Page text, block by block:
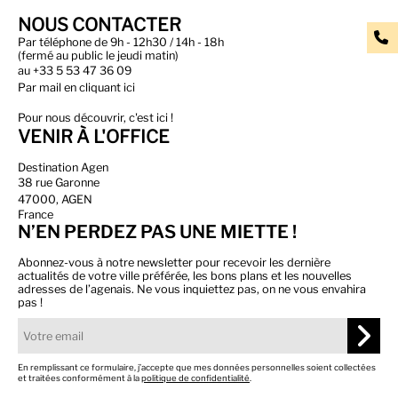
NOUS CONTACTER
Par téléphone de 9h - 12h30 / 14h - 18h
(fermé au public le jeudi matin)
au +33 5 53 47 36 09
Par mail en cliquant ici
Pour nous découvrir, c'est ici !
VENIR À L'OFFICE
Destination Agen
38 rue Garonne
47000, AGEN
France
N’EN PERDEZ PAS UNE MIETTE !
Abonnez-vous à notre newsletter pour recevoir les dernière
actualités de votre ville préférée, les bons plans et les nouvelles
adresses de l’agenais. Ne vous inquiettez pas, on ne vous envahira
pas !
En remplissant ce formulaire, j’accepte que mes données personnelles soient collectées
et traitées conformément à lapolitique de confidentialité